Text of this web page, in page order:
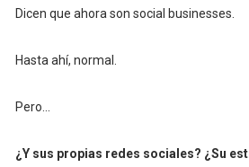
Dicen que ahora son social businesses.
Hasta ahí, normal.
Pero...
¿Y sus propias redes sociales? ¿Su